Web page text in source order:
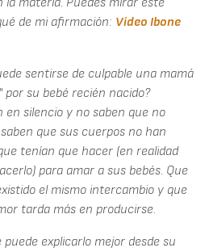
la materia. Puedes mirar este
de mi afirmación: Vídeo Ibone
sentirse de culpable una mamá
su bebé recién nacido?
en silencio y no saben que no
que sus cuerpos no han
tenían que hacer (en realidad
para amar a sus bebés. Que
el mismo intercambio y que
tarda más en producirse.
explicarlo mejor desde su